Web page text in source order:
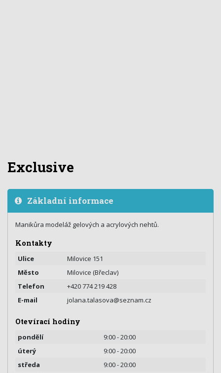
Exclusive
Základní informace
Manikůra modeláž gelových a acrylových nehtů.
Kontakty
Ulice
Milovice 151
Město
Milovice (Břeclav)
Telefon
+420 774 219 428
E-mail
jolana.talasova@seznam.cz
Otevírací hodiny
pondělí
9:00 - 20:00
úterý
9:00 - 20:00
středa
9:00 - 20:00